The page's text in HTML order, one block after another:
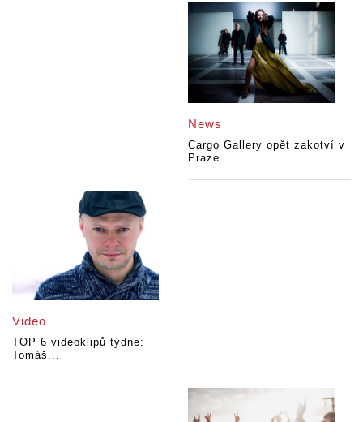
News
Cargo Gallery opět zakotví v
Praze....
Video
TOP 6 videoklipů týdne:
Tomáš...